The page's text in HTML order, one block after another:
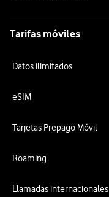
Tarifas móviles
Datos ilimitados
eSIM
Tarjetas Prepago Móvil
Roaming
Llamadas internacionales